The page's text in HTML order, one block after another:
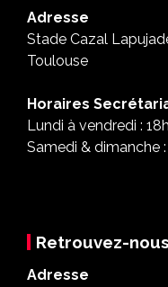
Adresse
Stade Cazal
Toulouse
Horaires
Lundi à vendredi :
Samedi & dimanche
Retrouvez-nous
Adresse